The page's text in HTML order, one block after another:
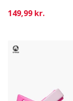
Current
149,99 kr.